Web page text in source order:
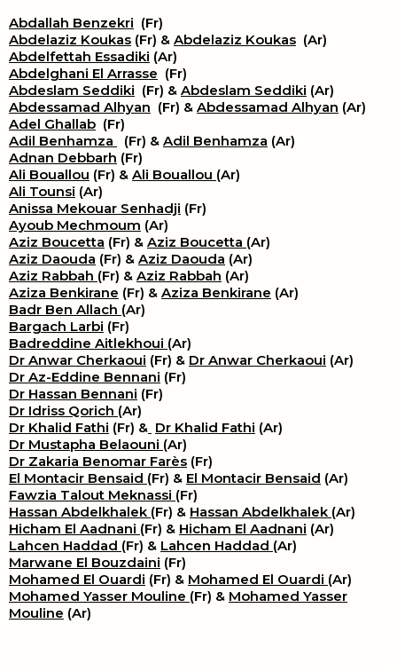
Abdallah Benzekri (Fr)
Abdelaziz Koukas (Fr) & Abdelaziz Koukas (Ar)
Abdelfettah Essadiki (Ar)
Abdelghani El Arrasse (Fr)
Abdeslam Seddiki (Fr) & Abdeslam Seddiki (Ar)
Abdessamad Alhyan (Fr) & Abdessamad Alhyan (Ar)
Adel Ghallab (Fr)
Adil Benhamza
(Fr) & Adil Benhamza (Ar)
Adnan Debbarh (Fr)
Ali Bouallou (Fr) & Ali Bouallou (Ar)
Ali Tounsi (Ar)
Anissa Mekouar Senhadji (Fr)
Ayoub Mechmoum (Ar)
Aziz Boucetta (Fr) & Aziz Boucetta (Ar)
Aziz Daouda (Fr) & Aziz Daouda (Ar)
Aziz Rabbah (Fr) & Aziz Rabbah (Ar)
Aziza Benkirane (Fr) & Aziza Benkirane (Ar)
Badr Ben Allach (Ar)
Bargach Larbi (Fr)
Badreddine Aitlekhoui (Ar)
Dr Anwar Cherkaoui (Fr) & Dr Anwar Cherkaoui (Ar)
Dr Az-Eddine Bennani (Fr)
Dr Hassan Bennani (Fr)
Dr Idriss Qorich (Ar)
Dr Khalid Fathi (Fr) & Dr Khalid Fathi (Ar)
Dr Mustapha Belaouni (Ar)
Dr Zakaria Benomar Farès (Fr)
El Montacir Bensaid (Fr) & El Montacir Bensaid (Ar)
Fawzia Talout Meknassi (Fr)
Hassan Abdelkhalek (Fr) & Hassan Abdelkhalek (Ar)
Hicham El Aadnani (Fr) & Hicham El Aadnani (Ar)
Lahcen Haddad (Fr) & Lahcen Haddad (Ar)
Marwane El Bouzdaini (Fr)
Mohamed El Ouardi (Fr) & Mohamed El Ouardi (Ar)
Mohamed Yasser Mouline (Fr) & Mohamed Yasser
Mouline (Ar)